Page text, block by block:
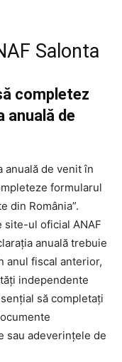
Salonta
completez
anuală de
anuală de venit în
formularul
din România”.
site-ul oficial ANAF
anuală trebuie
anul fiscal anterior,
independente
să completați
sau adeverințele de